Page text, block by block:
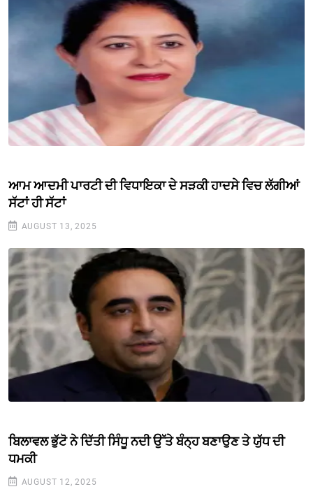
ਆਮ ਆਦਮੀ ਪਾਰਟੀ ਦੀ ਵਿਧਾਇਕਾ ਦੇ ਸੜਕੀ ਹਾਦਸੇ ਵਿਚ ਲੱਗੀਆਂ
ਸੱਟਾਂ ਹੀ ਸੱਟਾਂ
AUGUST 13, 2025
ਬਿਲਾਵਲ ਭੁੱਟੋ ਨੇ ਦਿੱਤੀ ਸਿੰਧੂ ਨਦੀ ਉੱਤੇ ਬੰਨ੍ਹ ਬਣਾਉਣ ਤੇ ਯੁੱਧ ਦੀ
ਧਮਕੀ
AUGUST 12, 2025